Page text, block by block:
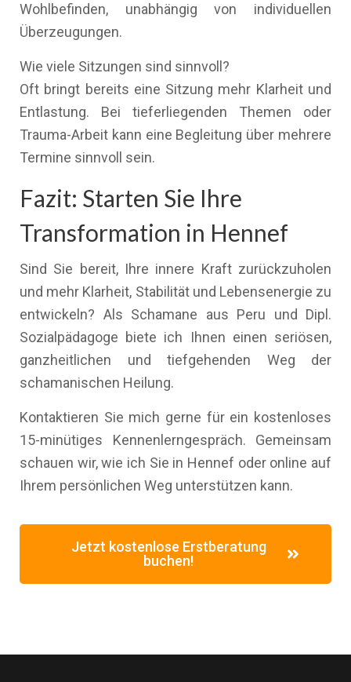
Wohlbefinden, unabhängig von individuellen
Überzeugungen.
Wie viele Sitzungen sind sinnvoll?
Oft bringt bereits eine Sitzung mehr Klarheit und
Entlastung. Bei tieferliegenden Themen oder
Trauma-Arbeit kann eine Begleitung über mehrere
Termine sinnvoll sein.
Fazit: Starten Sie Ihre
Transformation in Hennef
Sind Sie bereit, Ihre innere Kraft zurückzuholen
und mehr Klarheit, Stabilität und Lebensenergie zu
entwickeln? Als Schamane aus Peru und Dipl.
Sozialpädagoge biete ich Ihnen einen seriösen,
ganzheitlichen und tiefgehenden Weg der
schamanischen Heilung.
Kontaktieren Sie mich gerne für ein kostenloses
15-minütiges Kennenlerngespräch. Gemeinsam
schauen wir, wie ich Sie in Hennef oder online auf
Ihrem persönlichen Weg unterstützen kann.
Jetzt kostenlose Erstberatung
buchen!